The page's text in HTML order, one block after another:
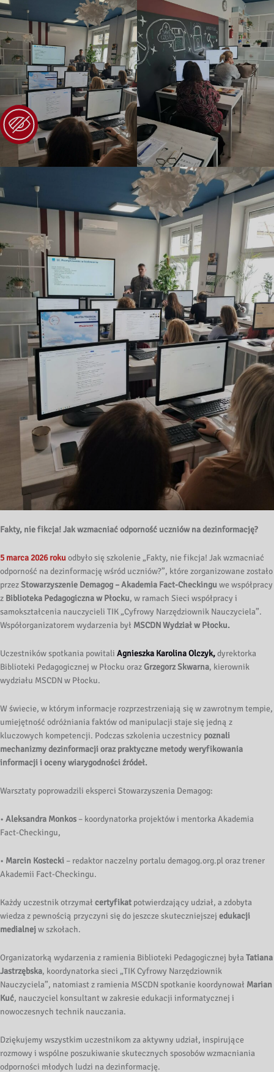
Fakty, nie fikcja! Jak wzmacniać odporność uczniów na dezinformację?
5 marca 2026 rokuodbyło się szkolenie „Fakty, nie fikcja! Jak wzmacniać
odporność na dezinformację wśród uczniów?”, które zorganizowane zostało
przezStowarzyszenie Demagog – Akademia Fact-Checkinguwe współpracy
z Biblioteka Pedagogiczna w Płocku, w ramach Sieci współpracy i
samokształcenia nauczycieli TIK „Cyfrowy Narzędziownik Nauczyciela”.
Współorganizatorem wydarzenia był MSCDN Wydział w Płocku.
Uczestników spotkania powitali Agnieszka Karolina Olczyk,dyrektorka
Biblioteki Pedagogicznej w Płocku orazGrzegorz Skwarna, kierownik
wydziału MSCDN w Płocku.
W świecie, w którym informacje rozprzestrzeniają się w zawrotnym tempie,
umiejętność odróżniania faktów od manipulacji staje się jedną z
kluczowych kompetencji. Podczas szkolenia uczestnicy poznali
mechanizmy dezinformacji oraz praktyczne metody weryfikowania
informacji i oceny wiarygodności źródeł.
Warsztaty poprowadzili eksperci Stowarzyszenia Demagog:
• Aleksandra Monkos – koordynatorka projektów i mentorka Akademia
Fact-Checkingu,
• Marcin Kostecki – redaktor naczelny portalu demagog.org.pl oraz trener
Akademii Fact-Checkingu.
Każdy uczestnik otrzymał certyfikat potwierdzający udział, a zdobyta
wiedza z pewnością przyczyni się do jeszcze skuteczniejszej edukacji
medialnejw szkołach.
Organizatorką wydarzenia z ramienia Biblioteki Pedagogicznej byłaTatiana
Jastrzębska, koordynatorka sieci „TIK Cyfrowy Narzędziownik
Nauczyciela”, natomiast z ramienia MSCDN spotkanie koordynował Marian
Kuć, nauczyciel konsultant w zakresie edukacji informatycznej i
nowoczesnych technik nauczania.
Dziękujemy wszystkim uczestnikom za aktywny udział, inspirujące
rozmowy i wspólne poszukiwanie skutecznych sposobów wzmacniania
odporności młodych ludzi na dezinformację.